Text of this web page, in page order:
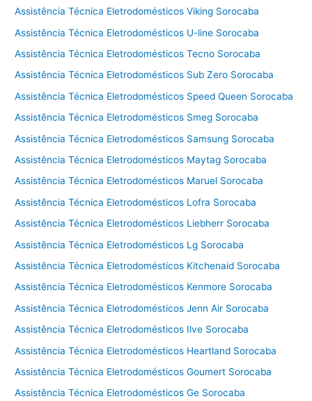
n
g
á
a
m
i
n
a
Assistência Técnica Eletrodomésticos Viking Sorocaba
Assistência Técnica Eletrodomésticos U-line Sorocaba
Assistência Técnica Eletrodomésticos Tecno Sorocaba
Assistência Técnica Eletrodomésticos Sub Zero Sorocaba
Assistência Técnica Eletrodomésticos Speed Queen Sorocaba
Assistência Técnica Eletrodomésticos Smeg Sorocaba
Assistência Técnica Eletrodomésticos Samsung Sorocaba
Assistência Técnica Eletrodomésticos Maytag Sorocaba
Assistência Técnica Eletrodomésticos Maruel Sorocaba
Assistência Técnica Eletrodomésticos Lofra Sorocaba
Assistência Técnica Eletrodomésticos Liebherr Sorocaba
Assistência Técnica Eletrodomésticos Lg Sorocaba
Assistência Técnica Eletrodomésticos Kitchenaid Sorocaba
Assistência Técnica Eletrodomésticos Kenmore Sorocaba
Assistência Técnica Eletrodomésticos Jenn Air Sorocaba
Assistência Técnica Eletrodomésticos Ilve Sorocaba
Assistência Técnica Eletrodomésticos Heartland Sorocaba
Assistência Técnica Eletrodomésticos Goumert Sorocaba
Assistência Técnica Eletrodomésticos Ge Sorocaba